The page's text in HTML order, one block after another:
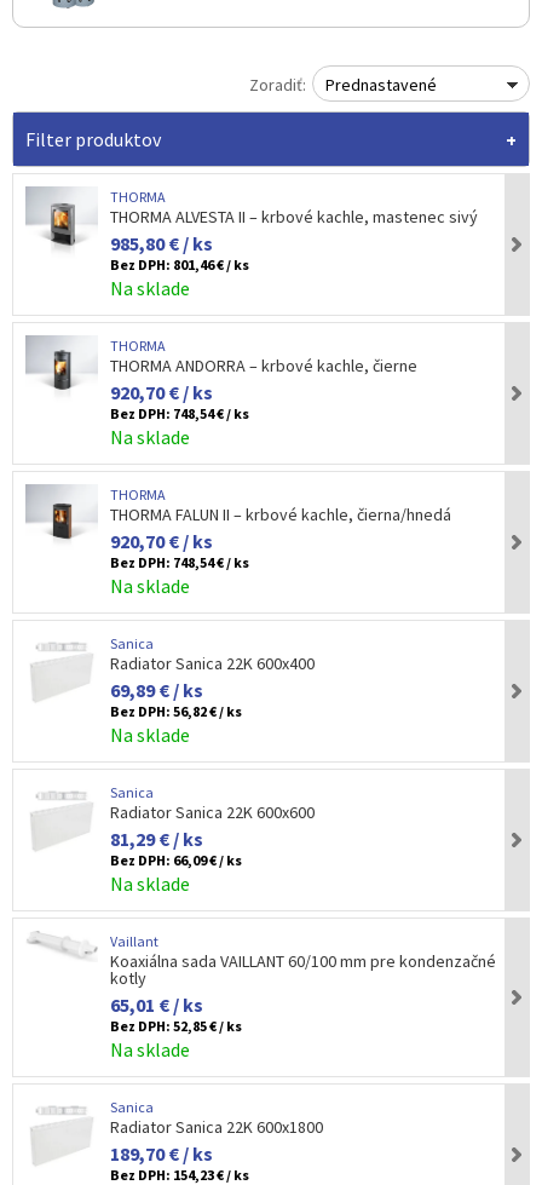
Zoradiť: Prednastavené
Filter produktov
THORMA
THORMA ALVESTA II – krbové kachle, mastenec sivý
985,80 € / ks
Bez DPH: 801,46 € / ks
Na sklade
THORMA
THORMA ANDORRA – krbové kachle, čierne
920,70 € / ks
Bez DPH: 748,54 € / ks
Na sklade
THORMA
THORMA FALUN II – krbové kachle, čierna/hnedá
920,70 € / ks
Bez DPH: 748,54 € / ks
Na sklade
Sanica
Radiator Sanica 22K 600x400
69,89 € / ks
Bez DPH: 56,82 € / ks
Na sklade
Sanica
Radiator Sanica 22K 600x600
81,29 € / ks
Bez DPH: 66,09 € / ks
Na sklade
Vaillant
Koaxiálna sada VAILLANT 60/100 mm pre kondenzačné
kotly
65,01 € / ks
Bez DPH: 52,85 € / ks
Na sklade
Sanica
Radiator Sanica 22K 600x1800
189,70 € / ks
Bez DPH: 154,23 € / ks